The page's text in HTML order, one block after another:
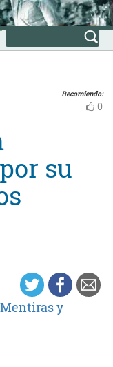
Recomiendo:
0
su
Mentiras y